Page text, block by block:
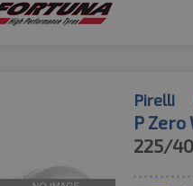
Pirelli
P Zero
225/